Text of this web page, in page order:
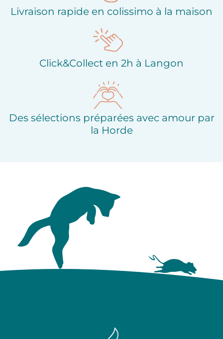
Livraison rapide en colissimo à la maison
Click&Collect en 2h à Langon
Des sélections préparées avec amour par
la Horde